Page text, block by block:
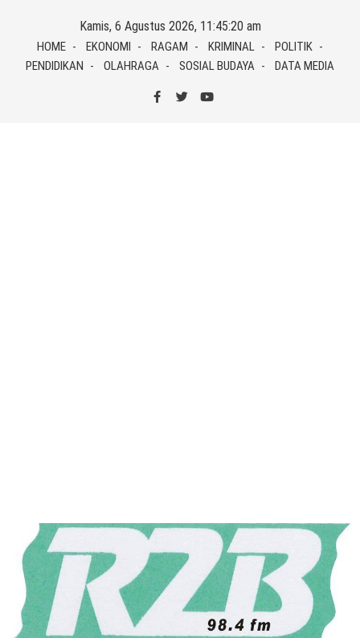
content
Kamis, 6 Agustus 2026, 11:45:20 am
HOME EKONOMI RAGAM KRIMINAL
POLITIK
PENDIDIKAN
OLAHRAGA SOSIAL BUDAYA DATA MEDIA